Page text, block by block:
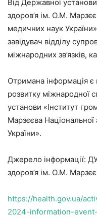
Від Державної
здоров’я ім. О.М.
медичних наук
завідувач відділу
міжнародних зв’язків,
Отримана інформація
розвитку міжнародної
установи «Інститут
Марзєєва
України».
Джерело інформації:
здоров’я ім. О.М.
https://health.gov.ua/
2024-information-